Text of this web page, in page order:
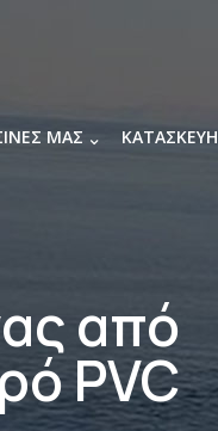
ΜΑΣ ΚΑΤΑΣΚΕΥΉ
από
PVC